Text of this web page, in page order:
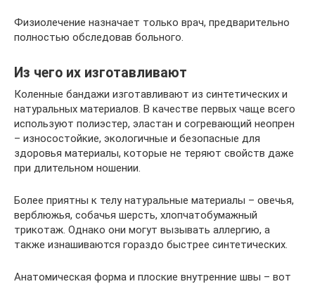
Физиолечение назначает только врач, предварительно
полностью обследовав больного.
Из чего их изготавливают
Коленные бандажи изготавливают из синтетических и
натуральных материалов. В качестве первых чаще всего
используют полиэстер, эластан и согревающий неопрен
– износостойкие, экологичные и безопасные для
здоровья материалы, которые не теряют свойств даже
при длительном ношении.
Более приятны к телу натуральные материалы – овечья,
верблюжья, собачья шерсть, хлопчатобумажный
трикотаж. Однако они могут вызывать аллергию, а
также изнашиваются гораздо быстрее синтетических.
Анатомическая форма и плоские внутренние швы – вот